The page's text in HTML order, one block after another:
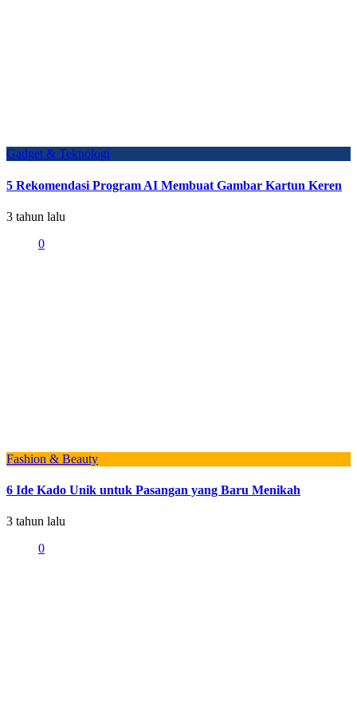
Gadget & Teknologi
5 Rekomendasi Program AI Membuat Gambar Kartun Keren
3 tahun lalu
0
Fashion & Beauty
6 Ide Kado Unik untuk Pasangan yang Baru Menikah
3 tahun lalu
0